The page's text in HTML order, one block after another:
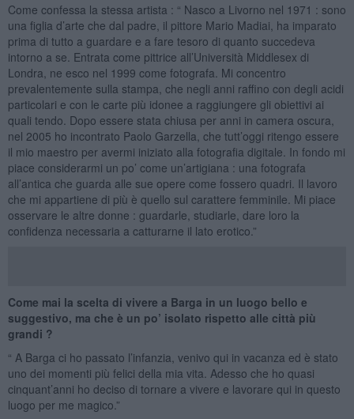
Come confessa la stessa artista : “ Nasco a Livorno nel 1971 : sono
una figlia d’arte che dal padre, il pittore Mario Madiai, ha imparato
prima di tutto a guardare e a fare tesoro di quanto succedeva
intorno a se. Entrata come pittrice all’Università Middlesex di
Londra, ne esco nel 1999 come fotografa. Mi concentro
prevalentemente sulla stampa, che negli anni raffino con degli acidi
particolari e con le carte più idonee a raggiungere gli obiettivi ai
quali tendo. Dopo essere stata chiusa per anni in camera oscura,
nel 2005 ho incontrato Paolo Garzella, che tutt’oggi ritengo essere
il mio maestro per avermi iniziato alla fotografia digitale. In fondo mi
piace considerarmi un po’ come un’artigiana : una fotografa
all’antica che guarda alle sue opere come fossero quadri. Il lavoro
che mi appartiene di più è quello sul carattere femminile. Mi piace
osservare le altre donne : guardarle, studiarle, dare loro la
confidenza necessaria a catturarne il lato erotico.”
Come mai la scelta di vivere a Barga in un luogo bello e
suggestivo, ma che è un po’ isolato rispetto alle città più
grandi ?
“ A Barga ci ho passato l’infanzia, venivo qui in vacanza ed è stato
uno dei momenti più felici della mia vita. Adesso che ho quasi
cinquant’anni ho deciso di tornare a vivere e lavorare qui in questo
luogo per me magico.”